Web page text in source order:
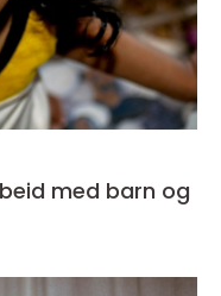
med barn og